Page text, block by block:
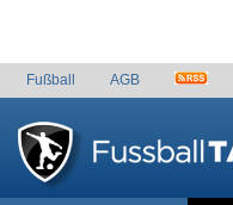
Fußball AGB